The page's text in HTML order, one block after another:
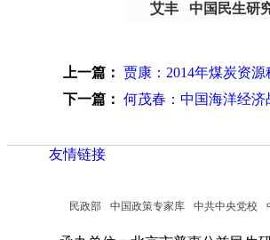
艾丰 中国民生研
上一篇： 贾康：2014年煤炭资
下一篇： 何茂春：中国海洋经济
友情链接
民政部 中国政策专家库 中共中央党校